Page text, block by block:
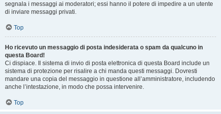
segnala i messaggi ai moderatori; essi hanno il potere di impedire a un utente
di inviare messaggi privati​​.
Top
Ho ricevuto un messaggio di posta indesiderata o spam da qualcuno in
questa Board!
Ci dispiace. Il sistema di invio di posta elettronica di questa Board include un
sistema di protezione per risalire a chi manda questi messaggi. Dovresti
mandare una copia del messaggio in questione all’amministratore, includendo
anche l’intestazione, in modo che possa intervenire.
Top